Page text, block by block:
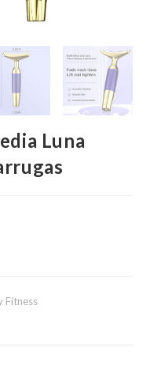
Luna
Fitness